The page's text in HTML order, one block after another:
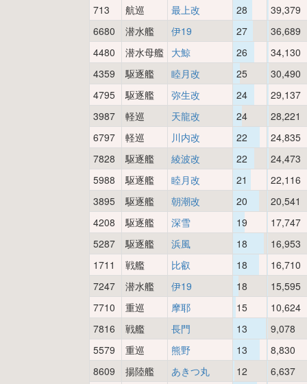
713 航巡 最上改 28
39,379
6680
潜水艦 伊19 27
36,689
4480
潜水母艦 大鯨 26
34,130
4359
駆逐艦 睦月改 25
30,490
4795
駆逐艦 弥生改 24
29,137
3987
軽巡 天龍改 24
28,221
6797
軽巡 川内改 22
24,835
7828
駆逐艦 綾波改 22
24,473
5988
駆逐艦 睦月改 21
22,116
3895
駆逐艦 朝潮改 20
20,541
4208
駆逐艦 深雪 19
17,747
5287
駆逐艦 浜風 18
16,953
1711
戦艦 比叡 18
16,710
7247
潜水艦 伊19 18
15,595
7710
重巡 摩耶 15
10,624
7816
戦艦 長門 13
9,078
5579
重巡 熊野 13
8,830
8609
揚陸艦 あきつ丸 12
6,637